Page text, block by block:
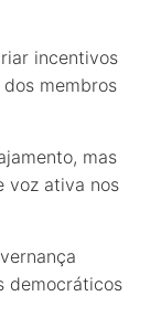
incentivos
membros
mas
voz ativa nos
democráticos